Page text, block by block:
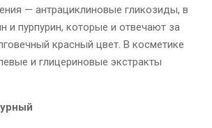
— антрациклиновые гликозиды, в
и пурпурин, которые и отвечают за
красный цвет. В косметике
и глицериновые экстракты